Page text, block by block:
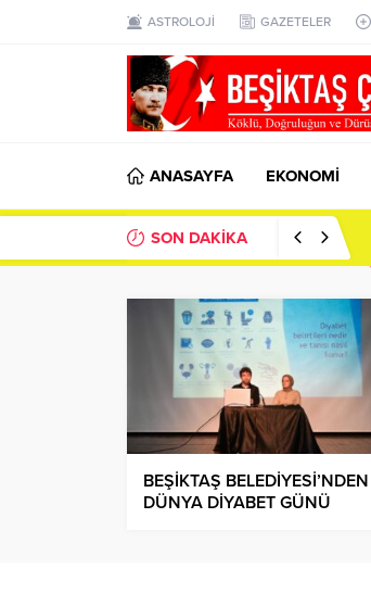
ASTROLOJİ GAZETELER
ANASAYFA EKONOMİ
SON DAKİKA
BEŞİKTAŞ BELEDİYESİ’NDEN
DÜNYA DİYABET GÜNÜ